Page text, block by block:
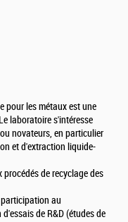
pour les métaux est une
laboratoire s'intéresse
novateurs, en particulier
et d'extraction liquide-
procédés de recyclage des
au
de R&D (études de